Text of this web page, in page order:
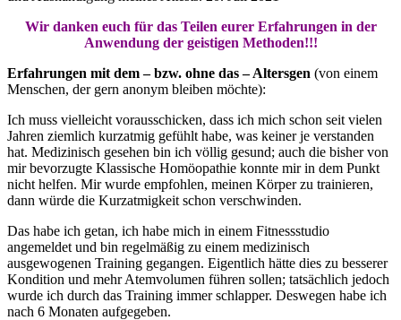
Wir danken euch für das Teilen eurer Erfahrungen in der
Anwendung der geistigen Methoden!!!
Erfahrungen mit dem – bzw. ohne das – Altersgen (von einem
Menschen, der gern anonym bleiben möchte):
Ich muss vielleicht vorausschicken, dass ich mich schon seit vielen
Jahren ziemlich kurzatmig gefühlt habe, was keiner je verstanden
hat. Medizinisch gesehen bin ich völlig gesund; auch die bisher von
mir bevorzugte Klassische Homöopathie konnte mir in dem Punkt
nicht helfen. Mir wurde empfohlen, meinen Körper zu trainieren,
dann würde die Kurzatmigkeit schon verschwinden.
Das habe ich getan, ich habe mich in einem Fitnessstudio
angemeldet und bin regelmäßig zu einem medizinisch
ausgewogenen Training gegangen. Eigentlich hätte dies zu besserer
Kondition und mehr Atemvolumen führen sollen; tatsächlich jedoch
wurde ich durch das Training immer schlapper. Deswegen habe ich
nach 6 Monaten aufgegeben.